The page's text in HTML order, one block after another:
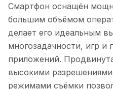
Смартфон оснащён
большим объёмом
делает его идеальным
многозадачности, игр и
приложений.
высокими
режимами съёмки